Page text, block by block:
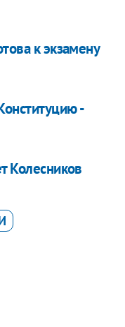
к экзамену
-
Колесников